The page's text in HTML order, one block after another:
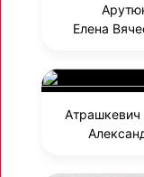
Елена
Атрашкевич